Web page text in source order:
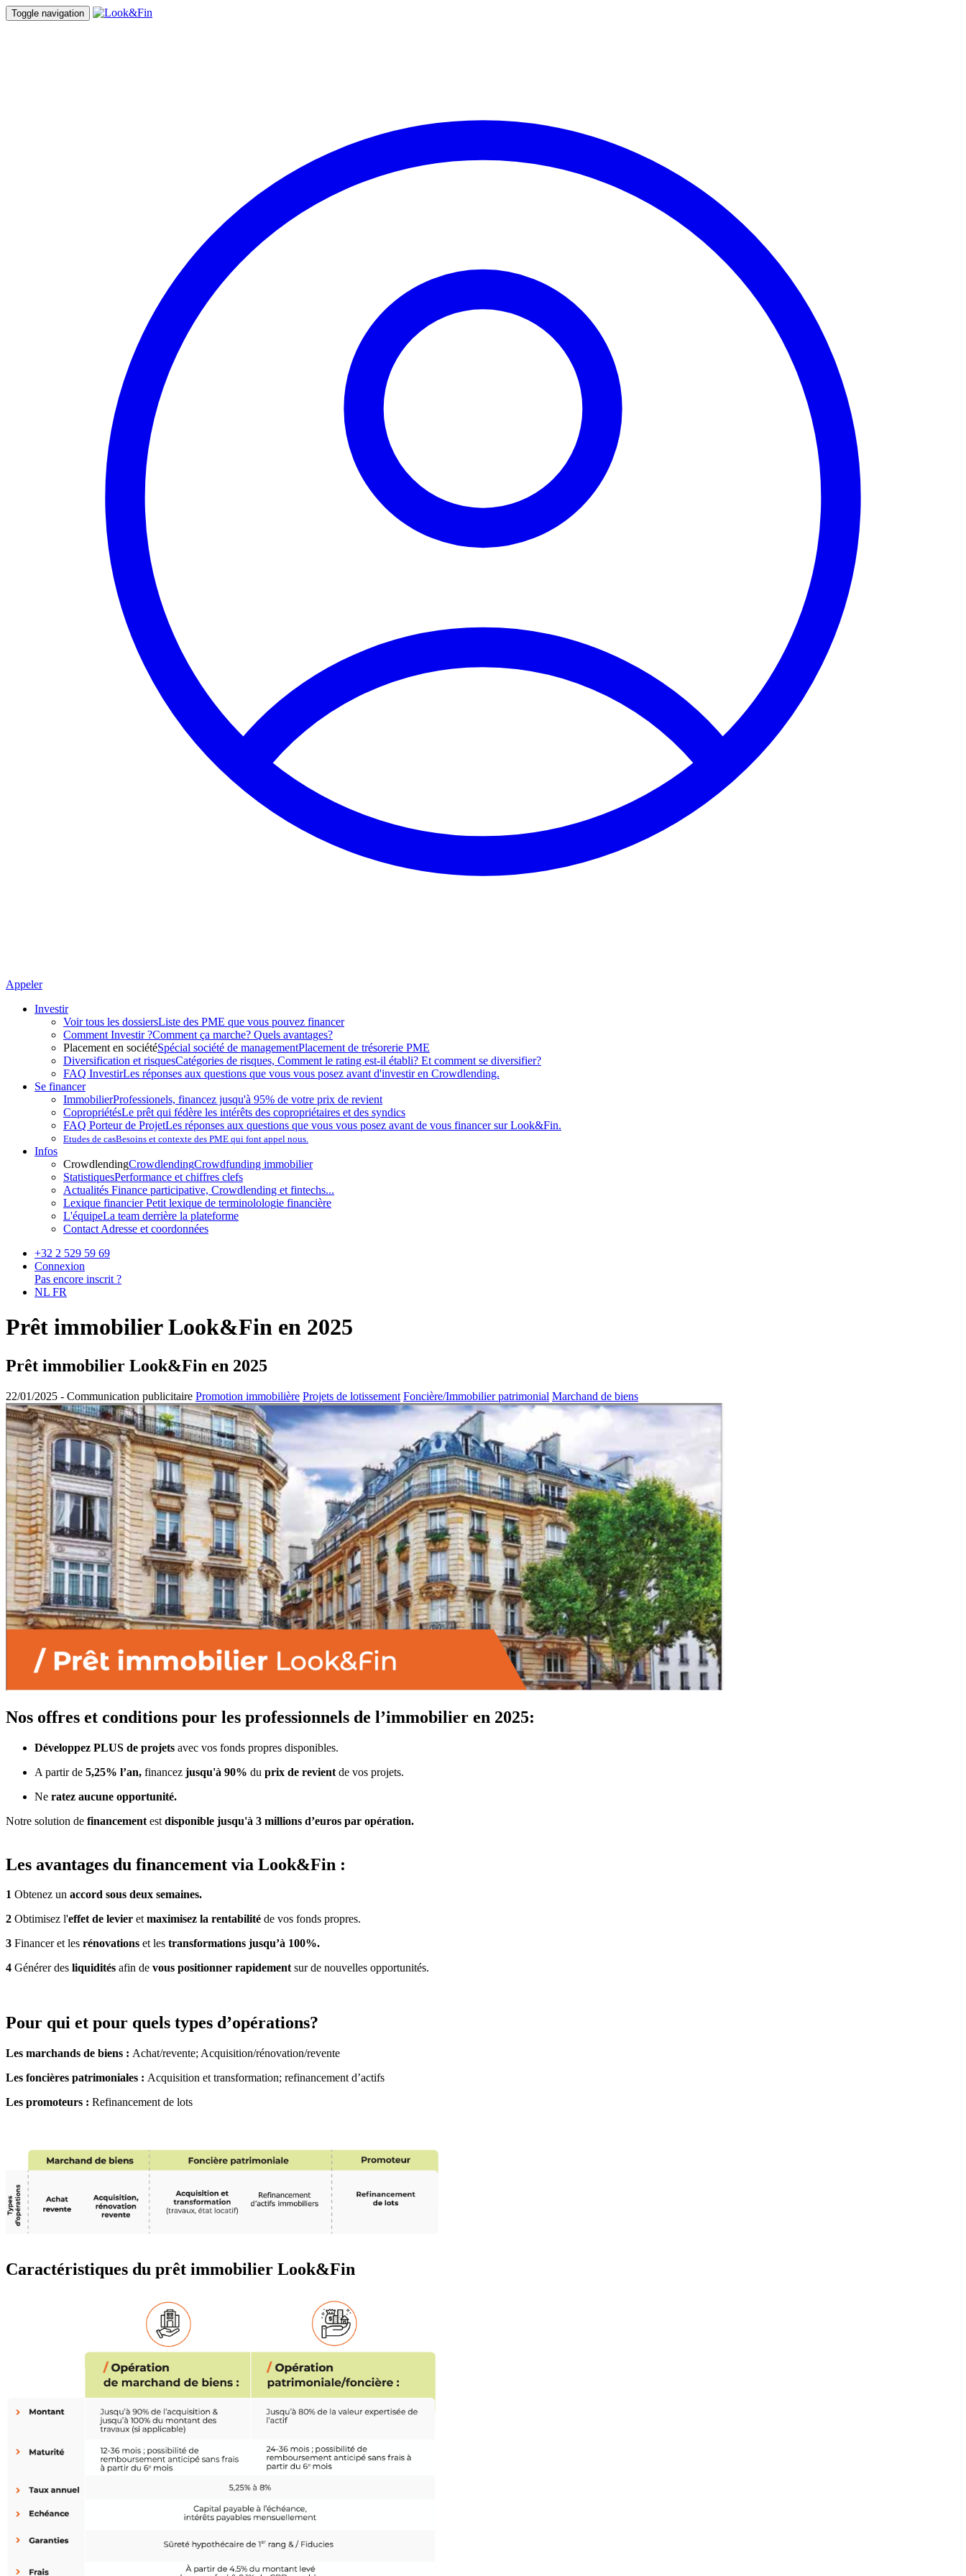
Toggle navigation
Appeler
Investir
Voir tous les dossiersListe des PME que vous pouvez financer
Comment Investir ?Comment ça marche? Quels avantages?
Placement en sociétéSpécial société de managementPlacement de trésorerie PME
Diversification et risquesCatégories de risques, Comment le rating est-il établi? Et comment se diversifier?
FAQ InvestirLes réponses aux questions que vous vous posez avant d'investir en Crowdlending.
Se financer
ImmobilierProfessionels, financez jusqu'à 95% de votre prix de revient
CopropriétésLe prêt qui fédère les intérêts des copropriétaires et des syndics
FAQ Porteur de ProjetLes réponses aux questions que vous vous posez avant de vous financer sur Look&Fin.
Etudes de casBesoins et contexte des PME qui font appel nous.
Infos
CrowdlendingCrowdlendingCrowdfunding immobilier
StatistiquesPerformance et chiffres clefs
Actualités Finance participative, Crowdlending et fintechs...
Lexique financierPetit lexique de terminolologie financière
L'équipeLa team derrière la plateforme
Contact Adresse et coordonnées
+32 2 529 59 69
Connexion
Pas encore inscrit ?
NL FR
Prêt immobilier Look&Fin en 2025
Prêt immobilier Look&Fin en 2025
22/01/2025 - Communication publicitaire Promotion immobilière Projets de lotissement Foncière/Immobilier patrimonial Marchand de biens
Nos offres et conditions pour les professionnels de l’immobilier en 2025:
Développez PLUS de projets avec vos fonds propres disponibles.
A partir de 5,25% l’an, financez jusqu'à 90% du prix de revient de vos projets.
Ne ratez aucune opportunité.
Notre solution de financement est disponible jusqu'à 3 millions d’euros par opération.
Les avantages du financement via Look&Fin :
1 Obtenez un accord sous deux semaines.
2 Obtimisez l'effet de levier etmaximisez la rentabilité de vos fonds propres.
3 Financer et les rénovations et les transformations jusqu’à 100%.
4 Générer des liquidités afin de vous positionner rapidementsur de nouvelles opportunités.
Pour qui et pour quels types d’opérations?
Les marchands de biens : Achat/revente; Acquisition/rénovation/revente
Les foncières patrimoniales : Acquisition et transformation; refinancement d’actifs
Les promoteurs : Refinancement de lots
Caractéristiques du prêt immobilier Look&Fin